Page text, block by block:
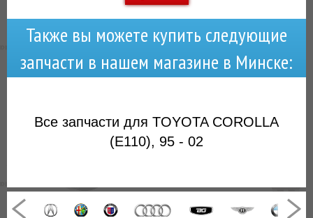
Также вы можете купить следующие
запчасти в нашем магазине в Минске:
Все запчасти для TOYOTA COROLLA
(E110), 95 - 02